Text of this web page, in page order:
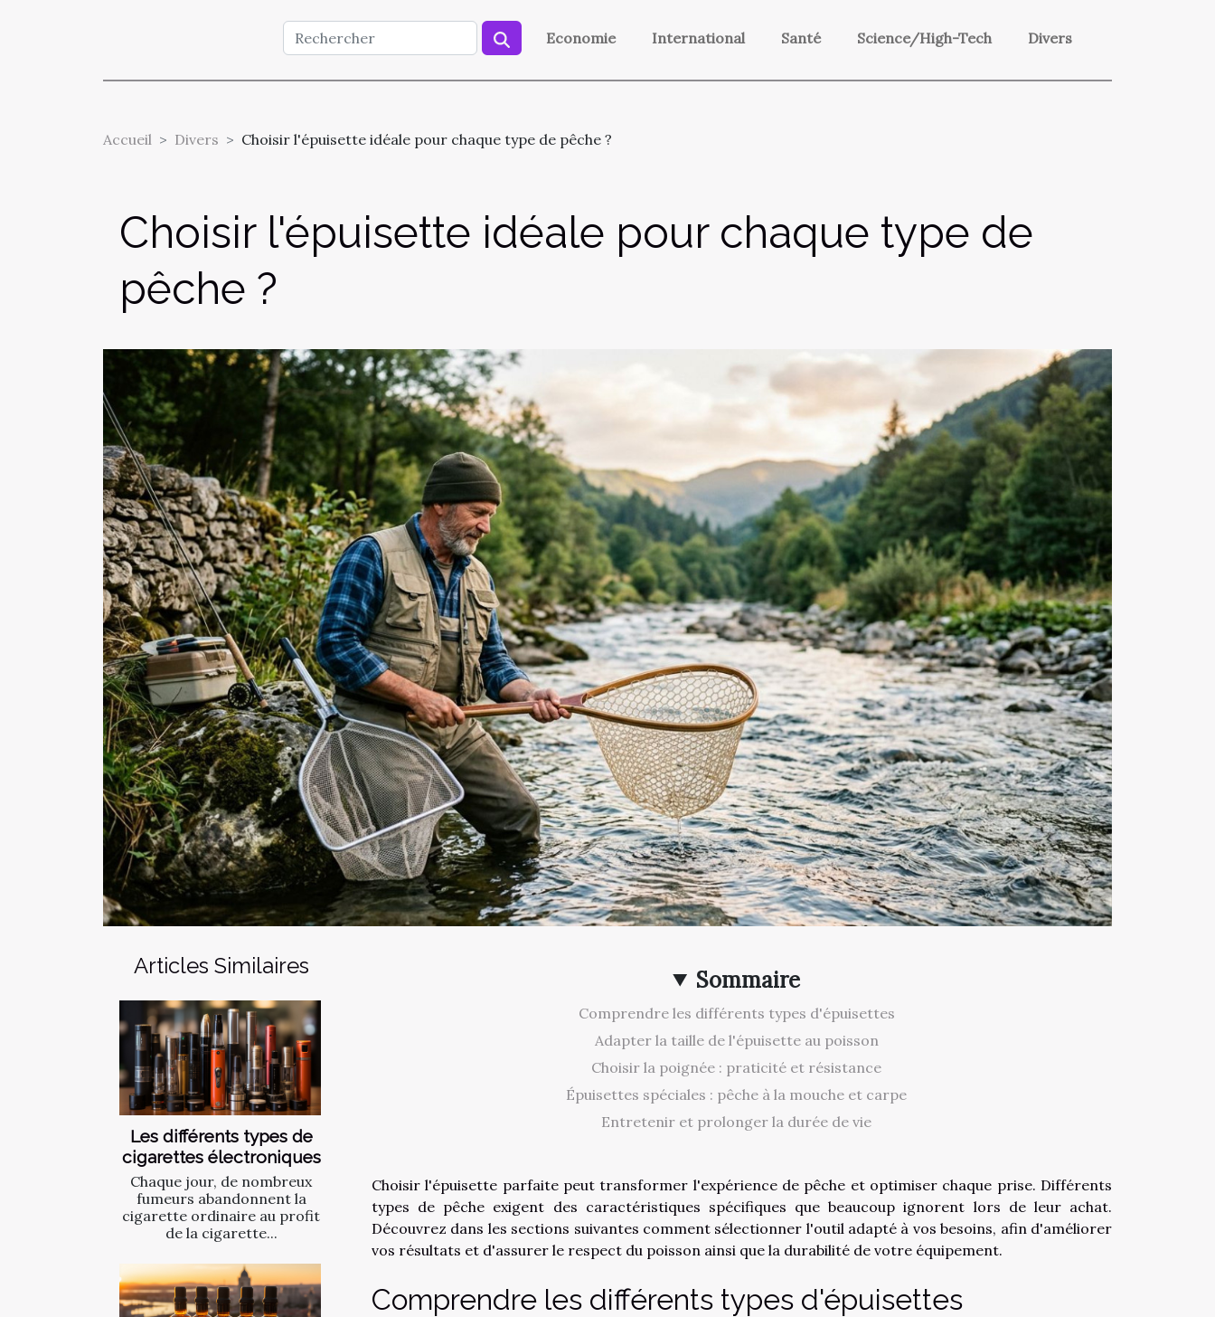
Economie International Santé Science/High-Tech Divers
Accueil Divers Choisir l'épuisette idéale pour chaque type de pêche ?
Choisir l'épuisette idéale pour chaque type de
pêche ?
Articles Similaires
Les différents types de
cigarettes électroniques
Chaque jour, de nombreux
fumeurs abandonnent la
cigarette ordinaire au profit
de la cigarette...
Sommaire
Comprendre les différents types d'épuisettes
Adapter la taille de l'épuisette au poisson
Choisir la poignée : praticité et résistance
Épuisettes spéciales : pêche à la mouche et carpe
Entretenir et prolonger la durée de vie
Choisir l'épuisette parfaite peut transformer l'expérience de pêche et optimiser chaque prise. Différents
types de pêche exigent des caractéristiques spécifiques que beaucoup ignorent lors de leur achat.
Découvrez dans les sections suivantes comment sélectionner l'outil adapté à vos besoins, afin d'améliorer
vos résultats et d'assurer le respect du poisson ainsi que la durabilité de votre équipement.
Comprendre les différents types d'épuisettes